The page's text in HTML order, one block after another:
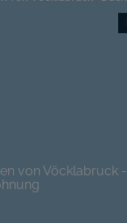
von Vöcklabruck -